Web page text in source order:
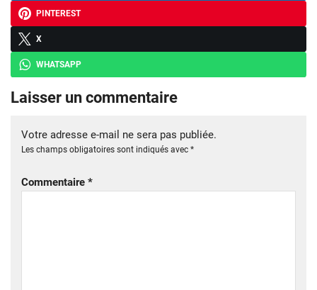
PINTEREST
X
WHATSAPP
Laisser un commentaire
Votre adresse e-mail ne sera pas publiée.
Les champs obligatoires sont indiqués avec *
Commentaire *